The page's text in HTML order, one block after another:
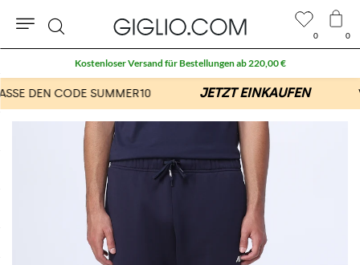
0 0
Suche
Kostenloser Versand für Bestellungen ab 220,00 €